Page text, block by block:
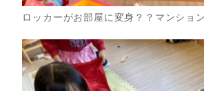
ロッカーがお部屋に変身？？マンショ